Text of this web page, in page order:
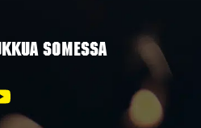
SOMESSA